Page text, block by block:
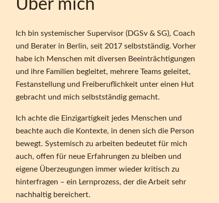
Über mich
Ich bin systemischer Supervisor (DGSv & SG), Coach
und Berater in Berlin, seit 2017 selbstständig. Vorher
habe ich Menschen mit diversen Beeinträchtigungen
und ihre Familien begleitet, mehrere Teams geleitet,
Festanstellung und Freiberuflichkeit unter einen Hut
gebracht und mich selbstständig gemacht.
Ich achte die Einzigartigkeit jedes Menschen und
beachte auch die Kontexte, in denen sich die Person
bewegt. Systemisch zu arbeiten bedeutet für mich
auch, offen für neue Erfahrungen zu bleiben und
eigene Überzeugungen immer wieder kritisch zu
hinterfragen – ein Lernprozess, der die Arbeit sehr
nachhaltig bereichert.